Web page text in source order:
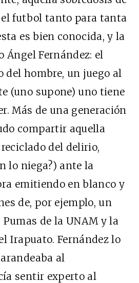
el futbol tanto para tanta
es bien conocida, y la
Ángel Fernández: el
del hombre, un juego al
(uno supone) uno tiene
Más de una generación
compartir aquella
del delirio,
lo niega?) ante la
emitiendo en blanco y
de, por ejemplo, un
de la UNAM y la
Irapuato. Fernández lo
al
sentir experto al